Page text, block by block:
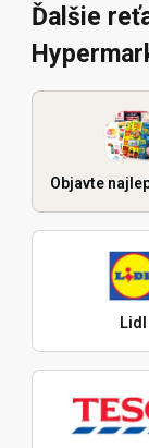
Ďalšie
Objavte
Lidl